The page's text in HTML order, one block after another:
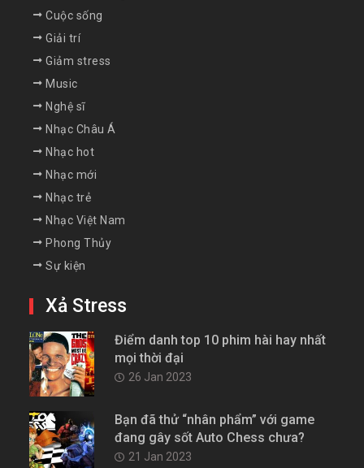
Cuộc sống
Giải trí
Giảm stress
Music
Nghệ sĩ
Nhạc Châu Á
Nhạc hot
Nhạc mới
Nhạc trẻ
Nhạc Việt Nam
Phong Thủy
Sự kiện
Xả Stress
Điểm danh top 10 phim hài hay nhất
mọi thời đại
26 Jan 2023
Bạn đã thử “nhân phẩm” với game
đang gây sốt Auto Chess chưa?
21 Jan 2023